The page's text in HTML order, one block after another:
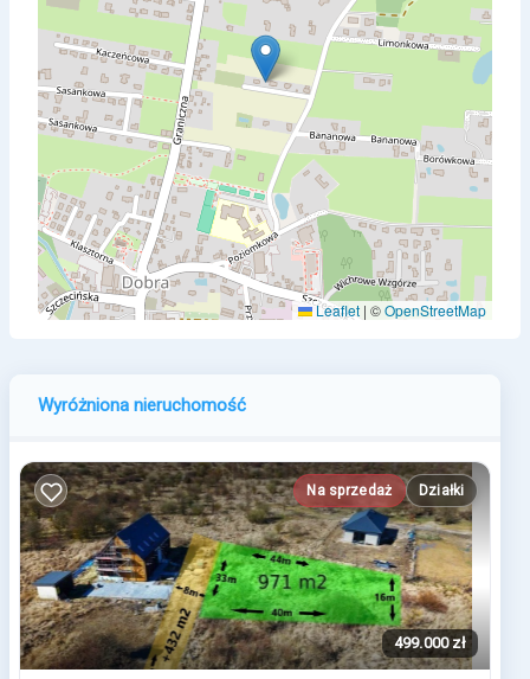
Leaflet | ©OpenStreetMap
Wyróżniona nieruchomość
Na sprzedaż Działki
499.000 zł